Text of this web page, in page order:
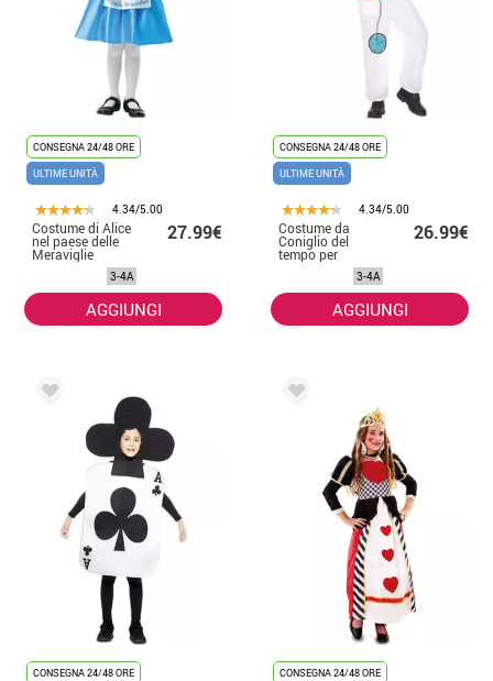
CONSEGNA 24/48 ORE
ULTIME UNITÀ
4.34/5.00
Costume di Alice
nel paese delle
Meraviglie
classico per
27.99€
3-4A
AGGIUNGI
CONSEGNA 24/48 ORE
ULTIME UNITÀ
4.34/5.00
Costume da
Coniglio del
tempo per
bambino
26.99€
3-4A
AGGIUNGI
CONSEGNA 24/48 ORE
CONSEGNA 24/48 ORE